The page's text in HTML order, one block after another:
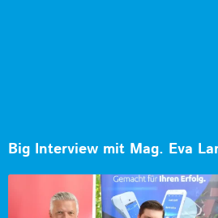
Big Interview mit Mag. Eva